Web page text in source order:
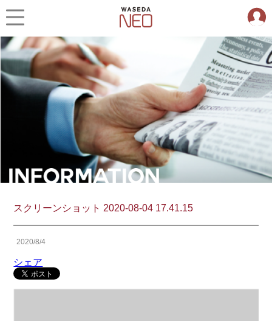
スクリーンショット 2020-08-04 17.41.15
2020/8/4
シェア